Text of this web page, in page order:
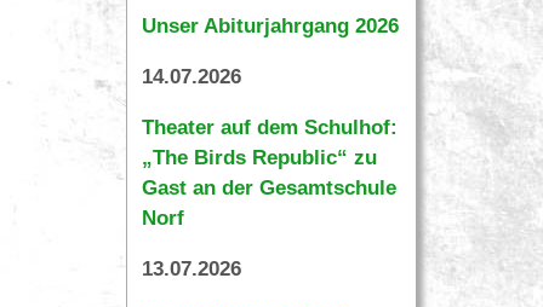
Unser Abiturjahrgang 2026
14.07.2026
Theater auf dem Schulhof:
„The Birds Republic“ zu
Gast an der Gesamtschule
Norf
13.07.2026